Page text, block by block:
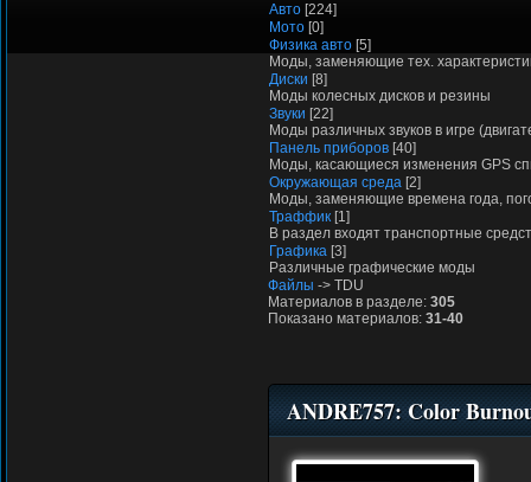
Авто [224]
Мото [0]
Физика авто [5]
Моды, заменяющие тех.
Диски [8]
Моды колесных дисков и резины
Звуки [22]
Моды различных звуков в игре
Панель приборов [40]
Моды, касающиеся изменения GPS
Окружающая среда [2]
Моды, заменяющие времена года,
Траффик [1]
В раздел входят транспортные
Графика [3]
Различные графические моды
Файлы -> TDU
Материалов в разделе: 305
Показано материалов: 31-40
ANDRE757: Color